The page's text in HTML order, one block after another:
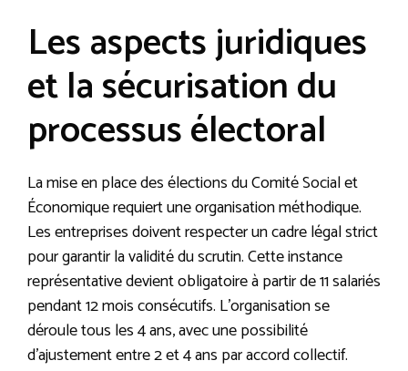
Les aspects juridiques
et la sécurisation du
processus électoral
La mise en place des élections du Comité Social et
Économique requiert une organisation méthodique.
Les entreprises doivent respecter un cadre légal strict
pour garantir la validité du scrutin. Cette instance
représentative devient obligatoire à partir de 11 salariés
pendant 12 mois consécutifs. L’organisation se
déroule tous les 4 ans, avec une possibilité
d’ajustement entre 2 et 4 ans par accord collectif.